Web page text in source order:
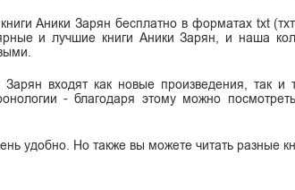
Аники Зарян бесплатно в форматах txt
и лучшие книги Аники Зарян, и наша
Зарян входят как новые произведения, так
- благодаря этому можно
удобно. Но также вы можете читать разные